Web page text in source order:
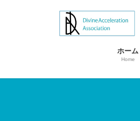
ス
ン
ホーム
Home